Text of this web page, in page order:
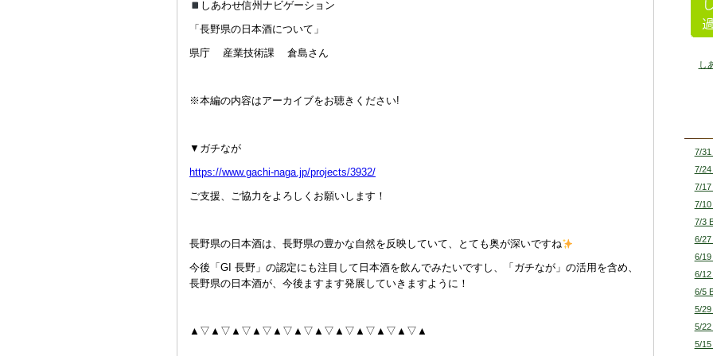
しあわせ信州ナビゲーション
「長野県の日本酒について」
県庁 産業技術課 倉島さん
※本編の内容はアーカイブをお聴きください!
▼ガチなが
https://www.gachi-naga.jp/projects/3932/
ご支援、ご協力をよろしくお願いします！
長野県の日本酒は、長野県の豊かな自然を反映していて、とても奥が深いですね
今後「GI 長野」の認定にも注目して日本酒を飲んでみたいですし、「ガチなが」の活用を含め、
長野県の日本酒が、今後ますます発展していきますように！
▲▽▲▽▲▽▲▽▲▽▲▽▲▽▲▽▲▽▲▽▲▽▲
し
7/
7/
7/
7/
7/3
6/
6/
6/
6/5
5/
5/
5/